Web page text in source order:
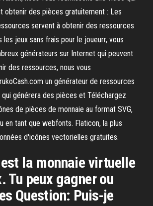
obtenir des pièces gratuitement : Les
servent à obtenir des ressources
les jeux sans frais pour le joueurr, vous
générateurs sur Internet qui peuvent
des ressources, nous vous
un générateur de ressources
générera des pièces et Téléchargez
de pièces de monnaie au format SVG,
en tant que webfonts. Flaticon, la plus
d'icônes vectorielles gratuites.
est la monnaie virtuelle
Tu peux gagner ou
Question: Puis-je